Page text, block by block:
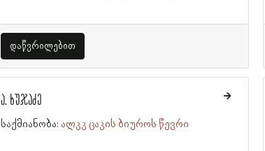
დაწვრილებით
ა. ხუჯაძე
საქმიანობა: ალკკ ცაკის ბიუროს წევრი